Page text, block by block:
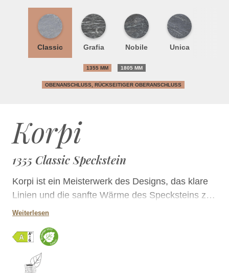
Korpi
1355 Classic Speckstein
Korpi ist ein Meisterwerk des Designs, das klare
Linien und die sanfte Wärme des Specksteins zu
einem Kontrast vereint.
Weiterlesen
Classic Grafia Nobile Unica
1355 MM 1805 MM
OBENANSCHLUSS, RÜCKSEITIGER OBERANSCHLUSS